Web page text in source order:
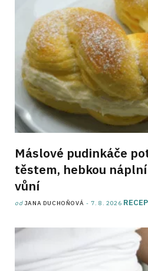
Máslové pudinkáče
těstem, hebkou
vůní
od JANA DUCHOŇOVÁ 7. 8. 2026